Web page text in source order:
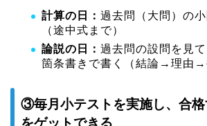
計算の日： 過去問（大問）の
（途中式まで）
論説の日： 過去問の設問を見
箇条書きで書く（結論→理由→
③毎月小テストを実施し、合
をゲットできる